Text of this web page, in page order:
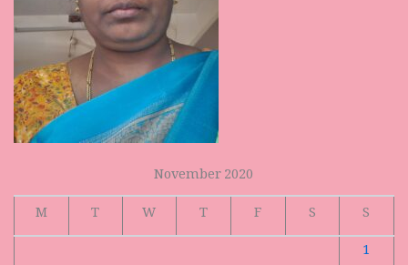
November 2020
M
T W T F S
S
1